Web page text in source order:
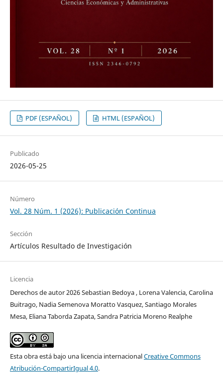
PDF (ESPAÑOL) HTML (ESPAÑOL)
Publicado
2026-05-25
Número
Vol. 28 Núm. 1 (2026): Publicación Continua
Sección
Artículos Resultado de Investigación
Licencia
Derechos de autor 2026 Sebastian Bedoya , Lorena Valencia, Carolina
Buitrago, Nadia Semenova Moratto Vasquez, Santiago Morales
Mesa, Eliana Taborda Zapata, Sandra Patricia Moreno Realphe
Esta obra está bajo una licencia internacionalCreative Commons
Atribución-CompartirIgual 4.0.